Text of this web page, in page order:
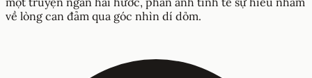
về lòng can đảm qua góc nhìn dí dỏm.